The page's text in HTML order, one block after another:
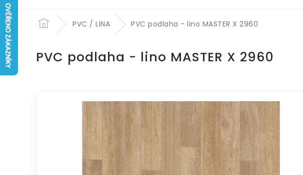
Přejít
na
obsah
PVC / LINA PVC podlaha - lino MASTER X 2960
PVC podlaha - lino MASTER X 2960